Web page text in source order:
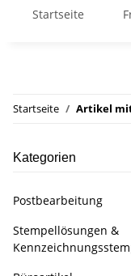
Startseite
Startseite Artikel
Kategorien
Postbearbeitung
Stempellösungen &